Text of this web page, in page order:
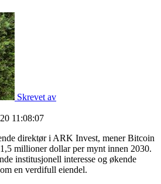
Skrevet av
11:08:07
direktør i ARK Invest, mener Bitcoin
millioner dollar per mynt innen 2030.
institusjonell interesse og økende
en verdifull eiendel.